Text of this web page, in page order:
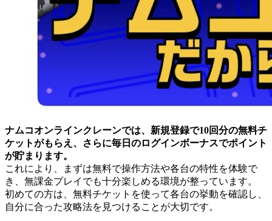
ナムコオンラインクレーンでは、新規登録で10回分の無料チ
ケットがもらえ、さらに毎日のログインボーナスでポイント
が貯まります。
これにより、まずは無料で操作方法や各台の特性を体験で
き、無課金プレイでも十分楽しめる環境が整っています。
初めての方は、無料チケットを使って各台の挙動を確認し、
自分に合った攻略法を見つけることが大切です。